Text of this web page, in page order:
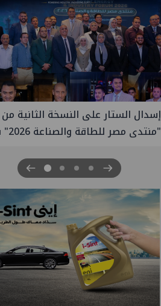
إيني تعين مديراً جديد لها في مصر